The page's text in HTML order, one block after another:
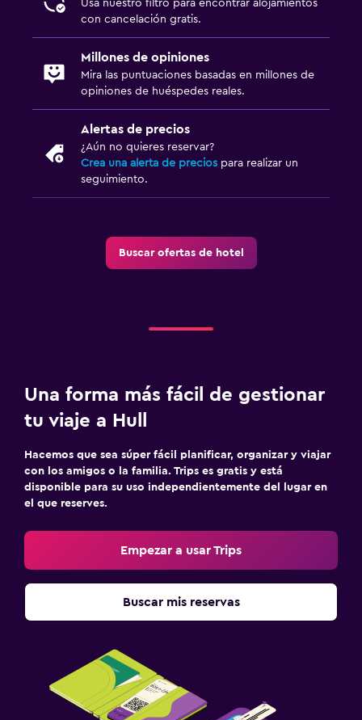
Usa nuestro filtro para encontrar alojamientos
con cancelación gratis.
Millones de opiniones
Mira las puntuaciones basadas en millones de
opiniones de huéspedes reales.
Alertas de precios
¿Aún no quieres reservar?
Crea una alerta de precios para realizar un
seguimiento.
Buscar ofertas de hotel
Una forma más fácil de gestionar
tu viaje a Hull
Hacemos que sea súper fácil planificar, organizar y viajar
con los amigos o la familia. Trips es gratis y está
disponible para su uso independientemente del lugar en
el que reserves.
Empezar a usar Trips
Buscar mis reservas